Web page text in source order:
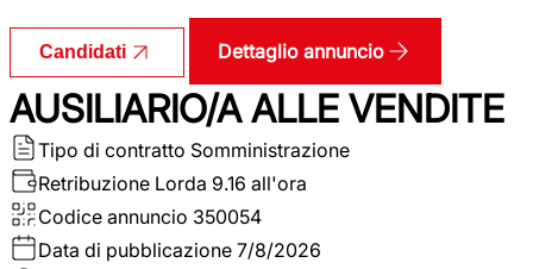
Candidati Dettaglio annuncio
AUSILIARIO/A ALLE VENDITE
Tipo di contratto Somministrazione
Retribuzione Lorda 9.16 all'ora
Codice annuncio 350054
Data di pubblicazione 7/8/2026